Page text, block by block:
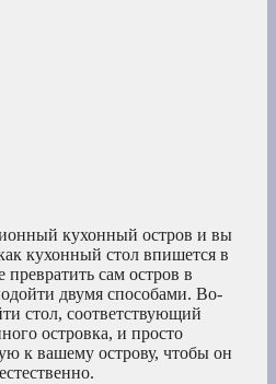
кухонный остров и вы
кухонный стол впишется в
сам остров в
двумя способами. Во-
стол, соответствующий
островка, и просто
к вашему острову, чтобы он